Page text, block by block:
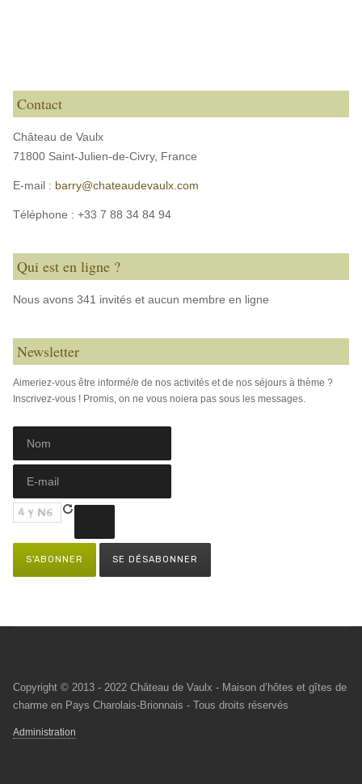
Contact
Château de Vaulx
71800 Saint-Julien-de-Civry, France
E-mail : barry@chateaudevaulx.com
Téléphone : +33 7 88 34 84 94
Qui est en ligne ?
Nous avons 341 invités et aucun membre en ligne
Newsletter
Aimeriez-vous être informé/e de nos activités et de nos séjours à thème ?
Inscrivez-vous ! Promis, on ne vous noiera pas sous les messages.
Copyright © 2013 - 2022 Château de Vaulx - Maison d’hôtes et gîtes de
charme en Pays Charolais-Brionnais - Tous droits réservés
Administration